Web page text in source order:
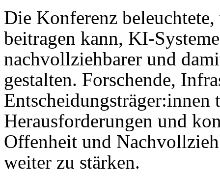
Die Konferenz
bei­tragen kann, KI-
nachvollziehbarer und
gestalten. Forschende,
Entscheidungs­träger:innen
Herausforderungen und
Offenheit und
weiter zu stärken.